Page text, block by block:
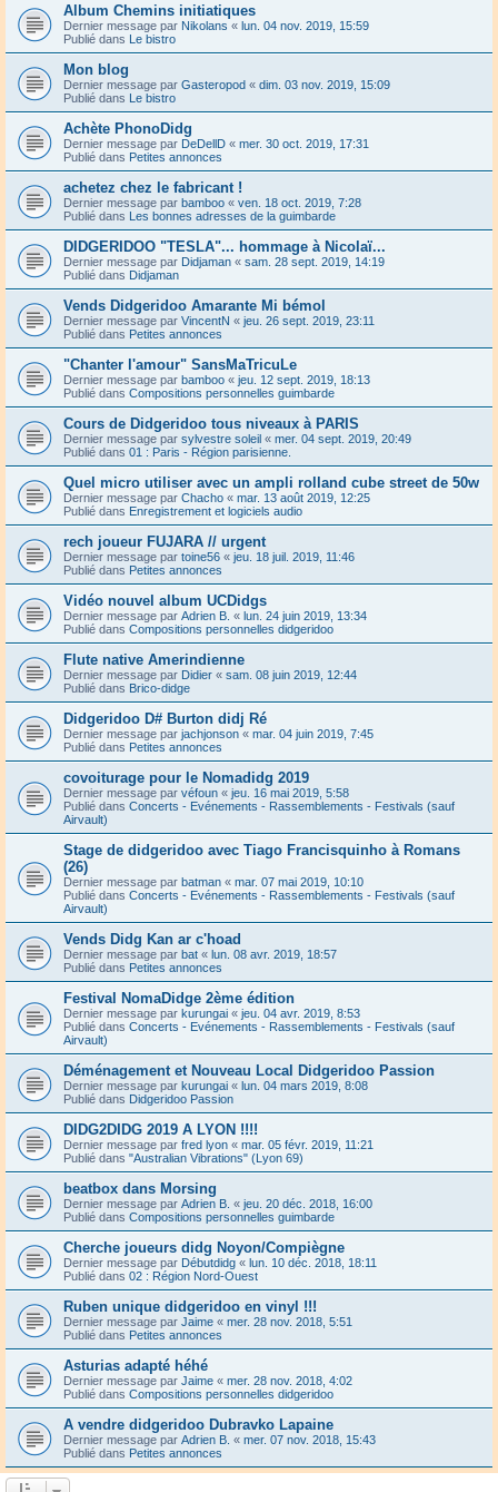
Album Chemins initiatiques
Dernier message par Nikolans « lun. 04 nov. 2019, 15:59
Publié dans Le bistro
Mon blog
Dernier message par Gasteropod « dim. 03 nov. 2019, 15:09
Publié dans Le bistro
Achète PhonoDidg
Dernier message par DeDellD « mer. 30 oct. 2019, 17:31
Publié dans Petites annonces
achetez chez le fabricant !
Dernier message par bamboo « ven. 18 oct. 2019, 7:28
Publié dans Les bonnes adresses de la guimbarde
DIDGERIDOO "TESLA"... hommage à Nicolaï...
Dernier message par Didjaman « sam. 28 sept. 2019, 14:19
Publié dans Didjaman
Vends Didgeridoo Amarante Mi bémol
Dernier message par VincentN « jeu. 26 sept. 2019, 23:11
Publié dans Petites annonces
"Chanter l'amour" SansMaTricuLe
Dernier message par bamboo « jeu. 12 sept. 2019, 18:13
Publié dans Compositions personnelles guimbarde
Cours de Didgeridoo tous niveaux à PARIS
Dernier message par sylvestre soleil « mer. 04 sept. 2019, 20:49
Publié dans 01 : Paris - Région parisienne.
Quel micro utiliser avec un ampli rolland cube street de 50w
Dernier message par Chacho « mar. 13 août 2019, 12:25
Publié dans Enregistrement et logiciels audio
rech joueur FUJARA // urgent
Dernier message par toine56 « jeu. 18 juil. 2019, 11:46
Publié dans Petites annonces
Vidéo nouvel album UCDidgs
Dernier message par Adrien B. « lun. 24 juin 2019, 13:34
Publié dans Compositions personnelles didgeridoo
Flute native Amerindienne
Dernier message par Didier « sam. 08 juin 2019, 12:44
Publié dans Brico-didge
Didgeridoo D# Burton didj Ré
Dernier message par jachjonson « mar. 04 juin 2019, 7:45
Publié dans Petites annonces
covoiturage pour le Nomadidg 2019
Dernier message par véfoun « jeu. 16 mai 2019, 5:58
Publié dans Concerts - Evénements - Rassemblements - Festivals (sauf
Airvault)
Stage de didgeridoo avec Tiago Francisquinho à Romans
(26)
Dernier message par batman « mar. 07 mai 2019, 10:10
Publié dans Concerts - Evénements - Rassemblements - Festivals (sauf
Airvault)
Vends Didg Kan ar c'hoad
Dernier message par bat « lun. 08 avr. 2019, 18:57
Publié dans Petites annonces
Festival NomaDidge 2ème édition
Dernier message par kurungai « jeu. 04 avr. 2019, 8:53
Publié dans Concerts - Evénements - Rassemblements - Festivals (sauf
Airvault)
Déménagement et Nouveau Local Didgeridoo Passion
Dernier message par kurungai « lun. 04 mars 2019, 8:08
Publié dans Didgeridoo Passion
DIDG2DIDG 2019 A LYON !!!!
Dernier message par fred lyon « mar. 05 févr. 2019, 11:21
Publié dans "Australian Vibrations" (Lyon 69)
beatbox dans Morsing
Dernier message par Adrien B. « jeu. 20 déc. 2018, 16:00
Publié dans Compositions personnelles guimbarde
Cherche joueurs didg Noyon/Compiègne
Dernier message par Débutdidg « lun. 10 déc. 2018, 18:11
Publié dans 02 : Région Nord-Ouest
Ruben unique didgeridoo en vinyl !!!
Dernier message par Jaime « mer. 28 nov. 2018, 5:51
Publié dans Petites annonces
Asturias adapté héhé
Dernier message par Jaime « mer. 28 nov. 2018, 4:02
Publié dans Compositions personnelles didgeridoo
A vendre didgeridoo Dubravko Lapaine
Dernier message par Adrien B. « mer. 07 nov. 2018, 15:43
Publié dans Petites annonces